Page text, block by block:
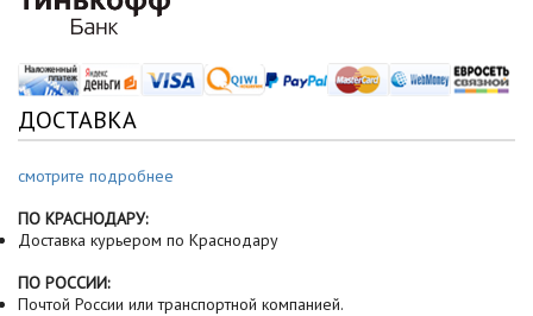
ДОСТАВКА
смотрите подробнее
ПО КРАСНОДАРУ:
Доставка курьером по Краснодару
ПО РОССИИ:
Почтой России или транспортной компанией.